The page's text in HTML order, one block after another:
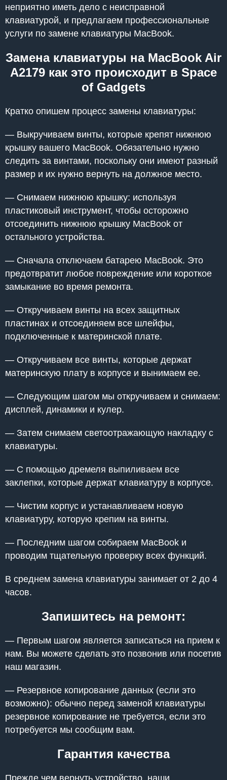
неприятно иметь дело с неисправной
клавиатурой, и предлагаем профессиональные
услуги по замене клавиатуры MacBook.
Замена клавиатуры на MacBook Air
A2179 как это происходит в Space
of Gadgets
Кратко опишем процесс замены клавиатуры:
— Выкручиваем винты, которые крепят нижнюю
крышку вашего MacBook. Обязательно нужно
следить за винтами, поскольку они имеют разный
размер и их нужно вернуть на должное место.
— Снимаем нижнюю крышку: используя
пластиковый инструмент, чтобы осторожно
отсоединить нижнюю крышку MacBook от
остального устройства.
— Сначала отключаем батарею MacBook. Это
предотвратит любое повреждение или короткое
замыкание во время ремонта.
— Откручиваем винты на всех защитных
пластинах и отсоединяем все шлейфы,
подключенные к материнской плате.
— Откручиваем все винты, которые держат
материнскую плату в корпусе и вынимаем ее.
— Следующим шагом мы откручиваем и снимаем:
дисплей, динамики и кулер.
— Затем снимаем светоотражающую накладку с
клавиатуры.
— С помощью дремеля выпиливаем все
заклепки, которые держат клавиатуру в корпусе.
— Чистим корпус и устанавливаем новую
клавиатуру, которую крепим на винты.
— Последним шагом собираем MacBook и
проводим тщательную проверку всех функций.
В среднем замена клавиатуры занимает от 2 до 4
часов.
Запишитесь на ремонт:
— Первым шагом является записаться на прием к
нам. Вы можете сделать это позвонив или посетив
наш магазин.
— Резервное копирование данных (если это
возможно): обычно перед заменой клавиатуры
резервное копирование не требуется, если это
потребуется мы сообщим вам.
Гарантия качества